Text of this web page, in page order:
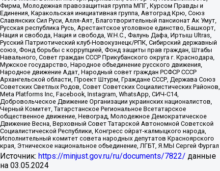
Фирма, Молодежная правозащитная группа МПГ, Курсом Правды и
Единения, Каракольская инициативная группа, Автоград Крю, Союз
Славянских Сил Руси, Алля-Аят, Благотворительный пансионат Ак Умут,
Русская республика Русь, Арестантское уголовное единство, Башкорт,
Нация и свобода, Нация и свобода, W.H.С., Фалунь Дафа, Иртыш Ultras,
Русский Патриотический клуб-Новокузнецк/РПК, Сибирский державный
союз, Фонд борьбы с коррупцией, Фонд защиты прав граждан, Штабы
Навального, Совет граждан СССР Прикубанского округа г. Краснодара,
Мужское государство, Народное объединение русского движения,
Народное движение Адат, Народный совет граждан РСФСР СССР
Архангельской области, Проект Штурм, Граждане СССР, Держава Союз
Советских Светлых Родов, Совет Советских Социалистических Районов,
Meta Platforms Inc, Facebook, Instagram, WhatsApp, СИЧ-С14,
Добровольческое Движение Организации украинских националистов,
Черный Комитет, Татарстанское Региональное Всетатарское
общественное движение, Невоград, Молодежное Демократическое
Движение Весна, Верховный Совет Татарской Автономной Советской
Социалистической Республики, Конгресс ойрат-калмыцкого народа,
Исполнительный комитет совета народных депутатов Красноярского
края, Этническое национальное объединение, ЛГБТ, Я.МЫ Сергей Фургал
Источник: https://minjust.gov.ru/ru/documents/7822/ данные
на 03.05.2024